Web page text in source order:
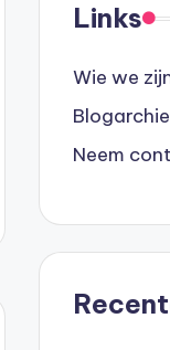
Links
Wie we
Neem